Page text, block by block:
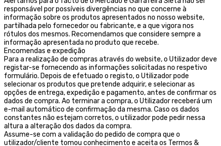
responsável por possíveis divergências no que concerne à
informação sobre os produtos apresentados no nosso website,
partilhada pelo fornecedor ou fabricante, e a que vigora nos
rótulos dos mesmos. Recomendamos que considere sempre a
informação apresentada no produto que recebe.
Encomendas e expedição
Para a realização de compras através do website, o Utilizador deve
registar-se fornecendo as informações solicitadas no respetivo
formulário. Depois de efetuado o registo, o Utilizador pode
selecionar os produtos que pretende adquirir, e selecionar as
opções de entrega, expedição e pagamento, antes de confirmar os
dados de compra. Ao terminar a compra, o Utilizador receberá um
e-mail automático de confirmação da mesma. Caso os dados
constantes não estejam corretos, o utilizador pode pedir nessa
altura a alteração dos dados da compra.
Assume-se com a validação do pedido de compra que o
utilizador/cliente tomou conhecimento e aceita os Termos &